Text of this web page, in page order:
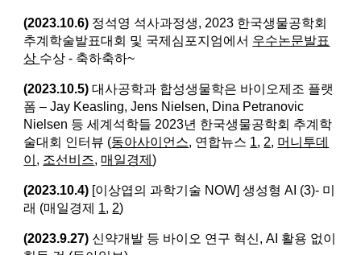
(2023.10.6) 정석영 석사과정생, 2023 한국생물공학회
추계학술발표대회 및 국제심포지엄에서 우수논문발표
상 수상 - 축하축하~
(2023.10.5) 대사공학과 합성생물학은 바이오제조 플랫
폼 – Jay Keasling, Jens Nielsen, Dina Petranovic
Nielsen 등 세계석학들 2023년 한국생물공학회 추계학
술대회 인터뷰 (동아사이언스, 연합뉴스 1, 2, 머니투데
이 , 조선비즈, 매일경제)
(2023.10.4) [이상엽의 과학기술 NOW] 생성형 AI (3)- 미
래 (매일경제 1, 2)
(2023.9.27) 신약개발 등 바이오 연구 혁신, AI 활용 없이